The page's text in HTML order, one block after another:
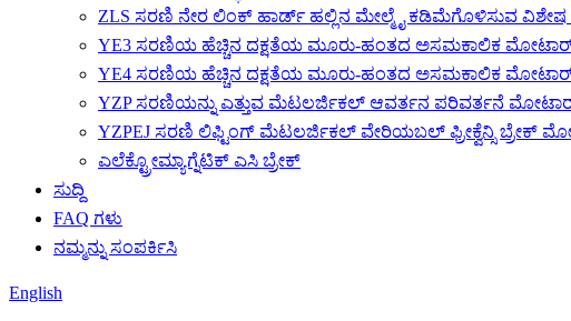
ZLS ಸರಣಿ ನೇರ ಲಿಂಕ್ ಹಾರ್ಡ್ ಹಲ್ಲಿನ ಮೇಲ್ಮೈ ಕಡಿಮೆಗೊಳಿಸುವ
YE3 ಸರಣಿಯ ಹೆಚ್ಚಿನ ದಕ್ಷತೆಯ ಮೂರು-ಹಂತದ ಅಸಮಕಾಲಿಕ
YE4 ಸರಣಿಯ ಹೆಚ್ಚಿನ ದಕ್ಷತೆಯ ಮೂರು-ಹಂತದ ಅಸಮಕಾಲಿಕ
YZP ಸರಣಿಯನ್ನು ಎತ್ತುವ ಮೆಟಲರ್ಜಿಕಲ್ ಆವರ್ತನ ಪರಿವರ್ತನೆ
YZPEJ ಸರಣಿ ಲಿಫ್ಟಿಂಗ್ ಮೆಟಲರ್ಜಿಕಲ್ ವೇರಿಯಬಲ್ ಫ್ರೀಕ್ವೆನ್ಸಿ ಬ್ರೇಕ್
ಎಲೆಕ್ಟ್ರೋಮ್ಯಾಗ್ನೆಟಿಕ್ ಎಸಿ ಬ್ರೇಕ್
ಸುದ್ದಿ
FAQ ಗಳು
ನಮ್ಮನ್ನು ಸಂಪರ್ಕಿಸಿ
English